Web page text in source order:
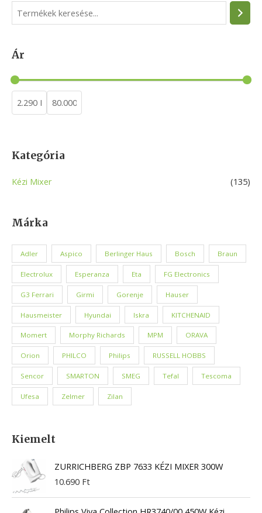
e
r
c
h
Ár
Kategória
Kézi Mixer (135)
Márka
Adler Aspico Berlinger Haus Bosch Braun
Electrolux Esperanza Eta FG Electronics
G3 Ferrari Girmi Gorenje Hauser
Hausmeister Hyundai Iskra KITCHENAID
Momert Morphy Richards MPM ORAVA
Orion PHILCO Philips RUSSELL HOBBS
Sencor SMARTON SMEG Tefal Tescoma
Ufesa Zelmer Zilan
Kiemelt
ZURRICHBERG ZBP 7633 KÉZI MIXER 300W
10.690 Ft